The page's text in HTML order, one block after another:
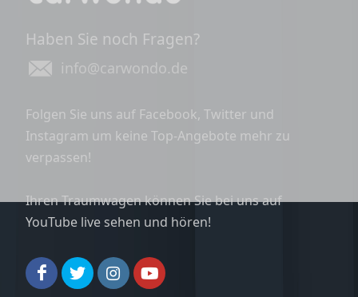
Haben Sie noch Fragen?
info@carwondo.de
Folgen Sie uns auf Facebook, Twitter und
Instagram um keine Top-Angebote mehr zu
verpassen!
Ihren Traumwagen können Sie bei uns auf
YouTube live sehen und hören!